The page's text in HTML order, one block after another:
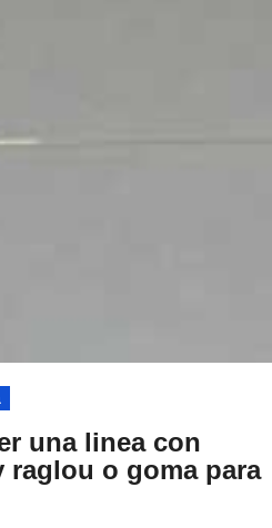
una linea con
raglou o goma para